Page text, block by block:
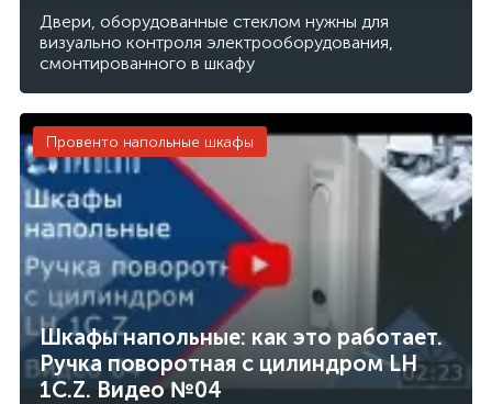
Двери, оборудованные стеклом нужны для
визуально контроля электрооборудования,
смонтированного в шкафу
Шкафы напольные: как это работает.
Ручка поворотная с цилиндром LH
1C.Z. Видео №04
Провенто напольные шкафы